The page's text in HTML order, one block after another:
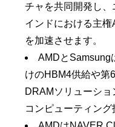
チャを共同開発し
インドにおける主
を加速させます。
AMDとSamsung
けのHBM4供給や第
DRAMソリューシ
コンピューティング